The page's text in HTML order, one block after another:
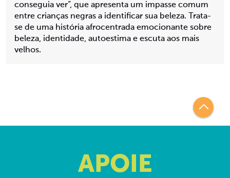
conseguia ver”, que apresenta um impasse comum
entre crianças negras a identificar sua beleza. Trata-
se de uma história afrocentrada emocionante sobre
beleza, identidade, autoestima e escuta aos mais
velhos.
APOIE